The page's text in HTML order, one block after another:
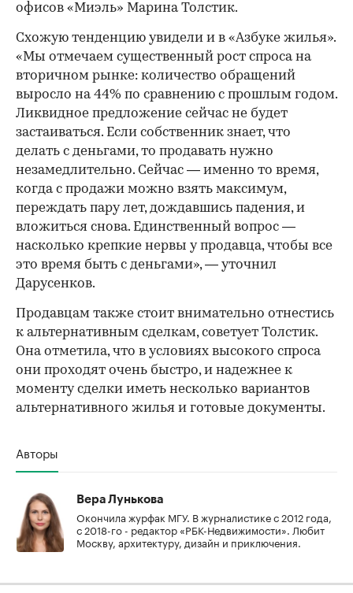
офисов «Миэль» Марина Толстик.
Схожую тенденцию увидели и в «Азбуке жилья».
«Мы отмечаем существенный рост спроса на
вторичном рынке: количество обращений
выросло на 44% по сравнению с прошлым годом.
Ликвидное предложение сейчас не будет
застаиваться. Если собственник знает, что
делать с деньгами, то продавать нужно
незамедлительно. Сейчас — именно то время,
когда с продажи можно взять максимум,
переждать пару лет, дождавшись падения, и
вложиться снова. Единственный вопрос —
насколько крепкие нервы у продавца, чтобы все
это время быть с деньгами», — уточнил
Дарусенков.
Продавцам также стоит внимательно отнестись
к альтернативным сделкам, советует Толстик.
Она отметила, что в условиях высокого спроса
они проходят очень быстро, и надежнее к
моменту сделки иметь несколько вариантов
альтернативного жилья и готовые документы.
Авторы
Вера Лунькова
Окончила журфак МГУ. В журналистике с 2012 года,
с 2018-го - редактор «РБК-Недвижимости». Любит
Москву, архитектуру, дизайн и приключения.